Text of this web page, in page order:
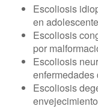
Escoliosis
en
Escoliosis
por
Escoliosis
Escoliosis